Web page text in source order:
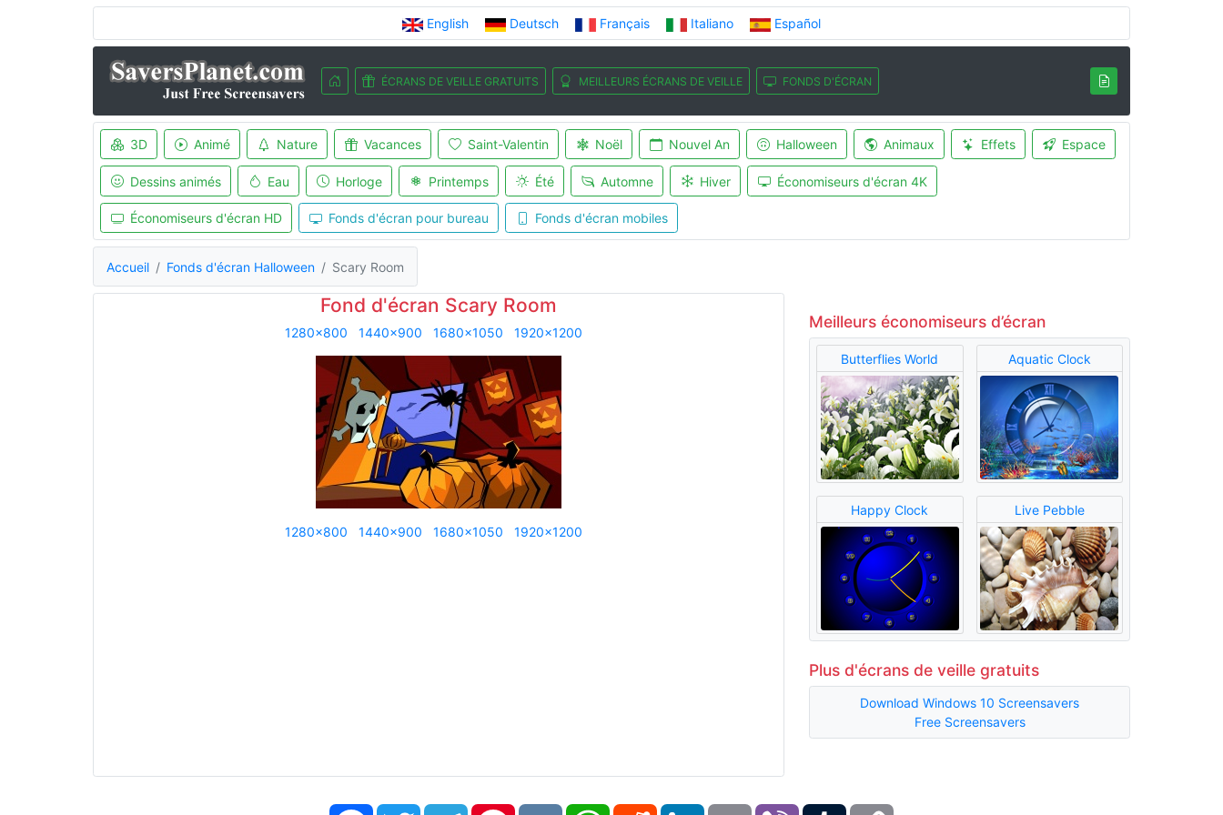
English Deutsch Français Italiano Español
ÉCRANS DE VEILLE GRATUITS MEILLEURS ÉCRANS DE VEILLE FONDS D'ÉCRAN
3D Animé Nature Vacances Saint-Valentin Noël Nouvel An Halloween Animaux Effets Espace
Dessins animés Eau Horloge Printemps Été Automne Hiver Économiseurs d'écran 4K
Économiseurs d'écran HD Fonds d'écran pour bureau Fonds d'écran mobiles
Accueil Fonds d'écran Halloween Scary Room
Fond d'écran Scary Room
1280x800 1440x900 1680x1050 1920x1200
1280x800 1440x900 1680x1050 1920x1200
Meilleurs économiseurs d’écran
Butterflies World Aquatic Clock
Happy Clock Live Pebble
Plus d'écrans de veille gratuits
Download Windows 10 Screensavers
Free Screensavers